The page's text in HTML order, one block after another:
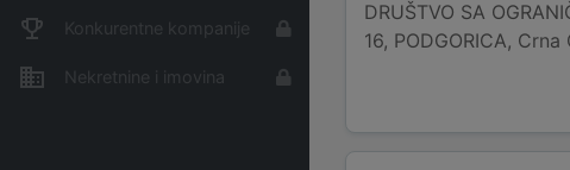
Konkurentne kompanije
Nekretnine i imovina
DRUŠTVO SA
16, PODGORICA,